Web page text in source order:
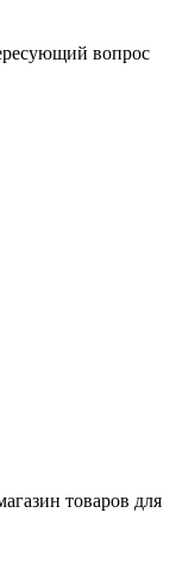
вопрос
товаров для